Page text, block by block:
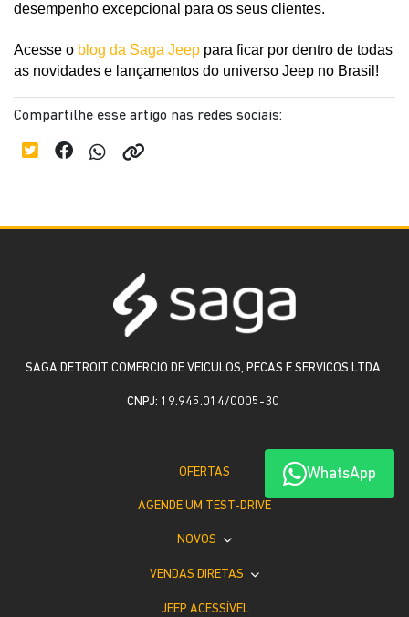
desempenho excepcional para os seus clientes.
Acesse o blog da Saga Jeep para ficar por dentro de todas
as novidades e lançamentos do universo Jeep no Brasil!
Compartilhe esse artigo nas redes sociais:
WhatsApp
SAGA DETROIT COMERCIO DE VEICULOS, PECAS E SERVICOS LTDA
CNPJ: 19.945.014/0005-30
OFERTAS
AGENDE UM TEST-DRIVE
NOVOS
VENDAS DIRETAS
JEEP ACESSÍVEL